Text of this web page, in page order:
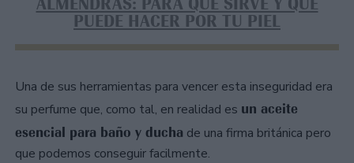
PUEDE HACER POR TU PIEL
Una de sus herramientas para vencer esta inseguridad era
su perfume que, como tal, en realidad es un aceite
esencial para baño y ducha de una firma británica pero
que podemos conseguir facilmente.